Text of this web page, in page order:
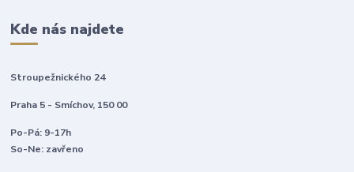
Kde nás najdete
Stroupežnického 24
Praha 5 - Smíchov, 150 00
Po-Pá: 9-17h
So-Ne: zavřeno